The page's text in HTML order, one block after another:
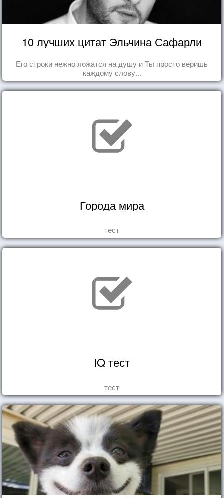
10 лучших цитат Эльчина Сафарли
Его строки нежно ложатся на душу и Ты просто веришь
каждому слову...
Города мира
тест
IQ тест
тест